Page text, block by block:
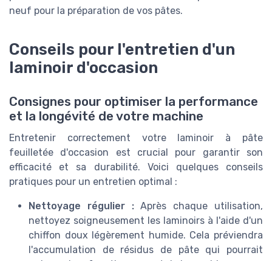
neuf pour la préparation de vos pâtes.
Conseils pour l'entretien d'un
laminoir d'occasion
Consignes pour optimiser la performance
et la longévité de votre machine
Entretenir correctement votre laminoir à pâte
feuilletée d'occasion est crucial pour garantir son
efficacité et sa durabilité. Voici quelques conseils
pratiques pour un entretien optimal :
Nettoyage régulier :Après chaque utilisation,
nettoyez soigneusement les laminoirs à l'aide d'un
chiffon doux légèrement humide. Cela préviendra
l'accumulation de résidus de pâte qui pourrait